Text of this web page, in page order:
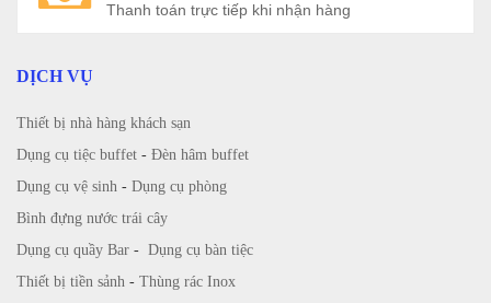
Thanh toán trực tiếp khi nhận hàng
DỊCH VỤ
Thiết bị nhà hàng khách sạn
Dụng cụ tiệc buffet - Đèn hâm buffet
Dụng cụ vệ sinh - Dụng cụ phòng
Bình đựng nước trái cây
Dụng cụ quầy Bar - Dụng cụ bàn tiệc
Thiết bị tiền sảnh - Thùng rác Inox